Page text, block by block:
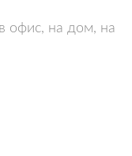
офис, на дом, на